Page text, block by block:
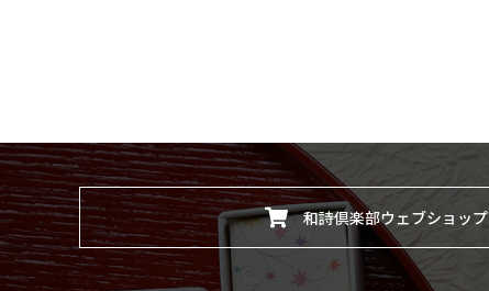
和詩倶楽部ウェブショップ